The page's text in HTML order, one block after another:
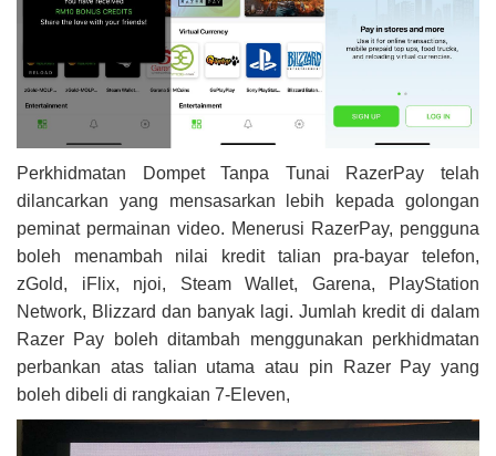
Perkhidmatan Dompet Tanpa Tunai RazerPay telah
dilancarkan yang mensasarkan lebih kepada golongan
peminat permainan video. Menerusi RazerPay, pengguna
boleh menambah nilai kredit talian pra-bayar telefon,
zGold, iFlix, njoi, Steam Wallet, Garena, PlayStation
Network, Blizzard dan banyak lagi. Jumlah kredit di dalam
Razer Pay boleh ditambah menggunakan perkhidmatan
perbankan atas talian utama atau pin Razer Pay yang
boleh dibeli di rangkaian 7-Eleven,